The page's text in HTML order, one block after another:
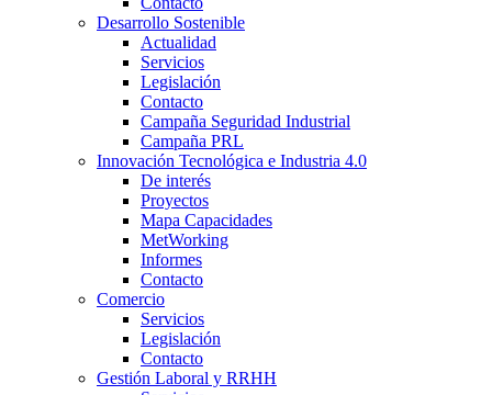
Desarrollo Sostenible
Actualidad
Servicios
Legislación
Contacto
Campaña Seguridad Industrial
Campaña PRL
Innovación Tecnológica e Industria 4.0
De interés
Proyectos
Mapa Capacidades
MetWorking
Informes
Contacto
Comercio
Servicios
Legislación
Contacto
Gestión Laboral y RRHH